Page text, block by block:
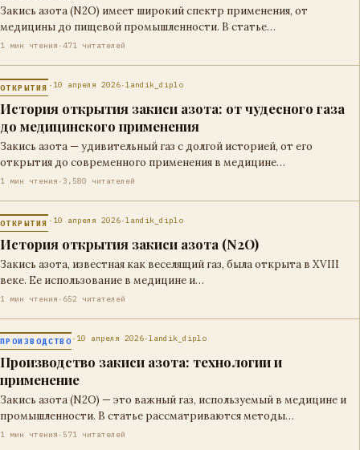
Закись азота (N2O) имеет широкий спектр применения, от
медицины до пищевой промышленности. В статье
рассматриваются технологии…
1 мин чтения ·471 читателей
ОТКРЫТИЯ · 10 апреля 2026·landik_diplo
История открытия закиси азота: от чудесного газа
до медицинского применения
Закись азота — удивительный газ с долгой историей, от его
открытия до современного применения в медицине…
1 мин чтения · 3,580 читателей
ОТКРЫТИЯ · 10 апреля 2026·landik_diplo
История открытия закиси азота (N2O)
Закись азота, известная как веселящий газ, была открыта в XVIII
веке. Ее использование в медицине и…
1 мин чтения · 652 читателей
ПРОИЗВОДСТВО· 10 апреля 2026·landik_diplo
Производство закиси азота: технологии и
применение
Закись азота (N2O) — это важный газ, используемый в медицине и
промышленности. В статье рассматриваются методы…
1 мин чтения · 571 читателей